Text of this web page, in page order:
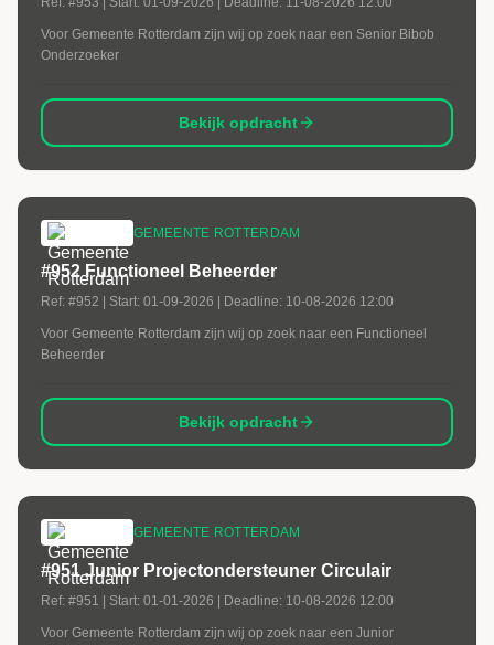
Voor Gemeente Rotterdam zijn wij op zoek naar een Senior Bibob
Onderzoeker
Bekijk opdracht
GEMEENTE ROTTERDAM
#952 Functioneel Beheerder
Ref: #952 | Start: 01-09-2026 | Deadline: 10-08-2026 12:00
Voor Gemeente Rotterdam zijn wij op zoek naar een Functioneel
Beheerder
Bekijk opdracht
GEMEENTE ROTTERDAM
#951 Junior Projectondersteuner Circulair
Ref: #951 | Start: 01-01-2026 | Deadline: 10-08-2026 12:00
Voor Gemeente Rotterdam zijn wij op zoek naar een Junior